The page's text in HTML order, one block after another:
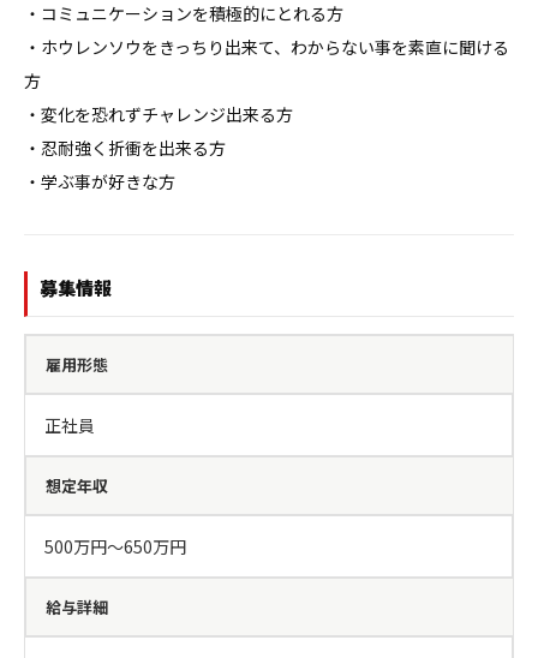
・コミュニケーションを積極的にとれる方
・ホウレンソウをきっちり出来て、わからない事を素直に聞ける
方
・変化を恐れずチャレンジ出来る方
・忍耐強く折衝を出来る方
・学ぶ事が好きな方
募集情報
雇用形態
正社員
想定年収
500万円〜650万円
給与詳細